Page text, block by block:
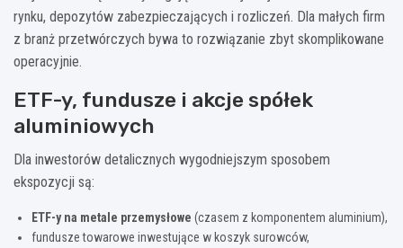
rynku, depozytów zabezpieczających i rozliczeń. Dla małych firm
z branż przetwórczych bywa to rozwiązanie zbyt skomplikowane
operacyjnie.
ETF-y, fundusze i akcje spółek
aluminiowych
Dla inwestorów detalicznych wygodniejszym sposobem
ekspozycji są:
ETF-y na metale przemysłowe (czasem z komponentem aluminium),
fundusze towarowe inwestujące w koszyk surowców,